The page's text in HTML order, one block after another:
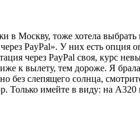
в Москву, тоже хотела
PayPal». У них есть опция
через PayPal своя, курс
к вылету, тем дороже. Я
без слепящего солнца,
Только имейте в виду: на